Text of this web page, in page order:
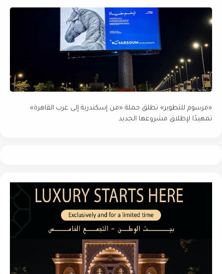
«مرسوم للتطوير» تطلق حملة «من إسكندرية إلى غرب القاهرة»
تمهيدًا لإطلاق مشروعها الجديد